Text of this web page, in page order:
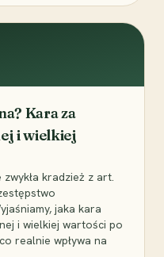
Kara za
i wielkiej
kradzież z art.
jaka kara
i wielkiej wartości po
realnie wpływa na